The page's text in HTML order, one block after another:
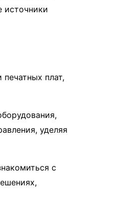
источники
печатных плат,
уделяя
с